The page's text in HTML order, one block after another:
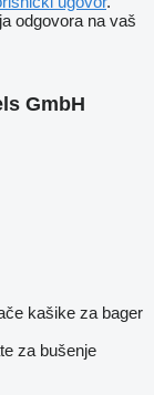
odgovora na vaš
GmbH
kašike za bager
za bušenje